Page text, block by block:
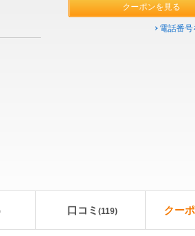
クーポンを見る
電話番
口コミ (119) クー